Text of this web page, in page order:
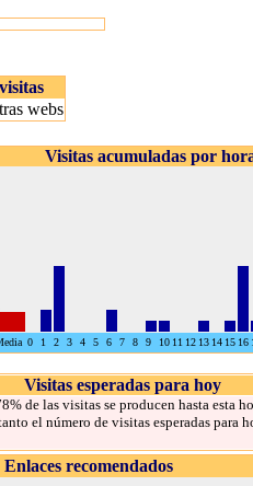
webs
Visitas acumuladas por
0 1 2 3 4 5 6 7 8 9 10 11 12 13 14 15 16
Visitas esperadas para hoy
de las visitas se producen hasta esta
el número de visitas esperadas para
Enlaces recomendados